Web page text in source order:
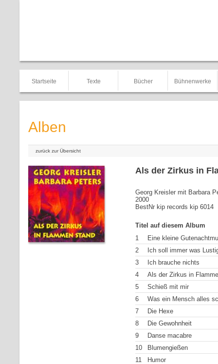
Startseite Texte Bücher Bühnenwerke
Alben
zurück zur Übersicht
Als der Zirkus in
Georg Kreisler mit Barbara
2000
BestNr kip records kip 6014
Titel auf diesem Album
1
Eine kleine
2
Ich soll immer was
3
Ich brauche nichts
4
Als der Zirkus in
5
Schieß mit mir
6
Was ein Mensch alles
7
Die Hexe
8
Die Gewohnheit
9
Danse macabre
10
Blumengießen
11
Humor